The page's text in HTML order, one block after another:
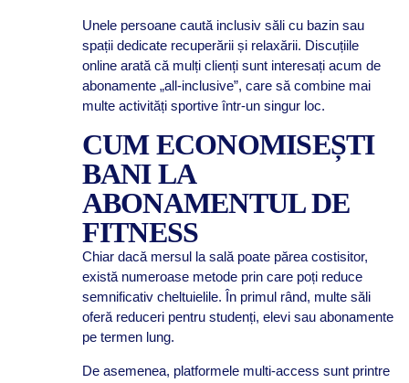
Unele persoane caută inclusiv săli cu bazin sau
spații dedicate recuperării și relaxării. Discuțiile
online arată că mulți clienți sunt interesați acum de
abonamente „all-inclusive”, care să combine mai
multe activități sportive într-un singur loc.
CUM ECONOMISEȘTI
BANI LA
ABONAMENTUL DE
FITNESS
Chiar dacă mersul la sală poate părea costisitor,
există numeroase metode prin care poți reduce
semnificativ cheltuielile. În primul rând, multe săli
oferă reduceri pentru studenți, elevi sau abonamente
pe termen lung.
De asemenea, platformele multi-access sunt printre